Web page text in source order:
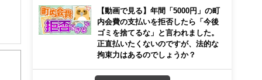
【動画で見る】年間「5000円」の町
内会費の支払いを拒否したら「今後
ゴミを捨てるな」と言われました。
正直払いたくないのですが、法的な
拘束力はあるのでしょうか？